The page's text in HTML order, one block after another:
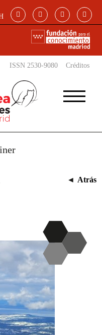
ISSN 2530-9080 Créditos
◄ Atrás